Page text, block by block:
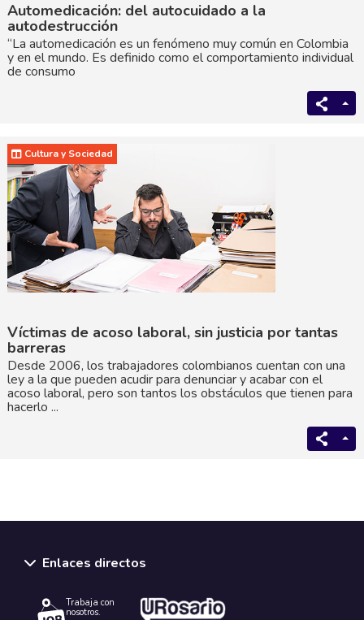
Automedicación: del autocuidado a la
autodestrucción
“La automedicación es un fenómeno muy común en Colombia
y en el mundo. Es definido como el comportamiento individual
de consumo
Cultura y Sociedad
Víctimas de acoso laboral, sin justicia por tantas
barreras
Desde 2006, los trabajadores colombianos cuentan con una
ley a la que pueden acudir para denunciar y acabar con el
acoso laboral, pero son tantos los obstáculos que tienen para
hacerlo ...
Enlaces directos
Trabaja con
nosotros.